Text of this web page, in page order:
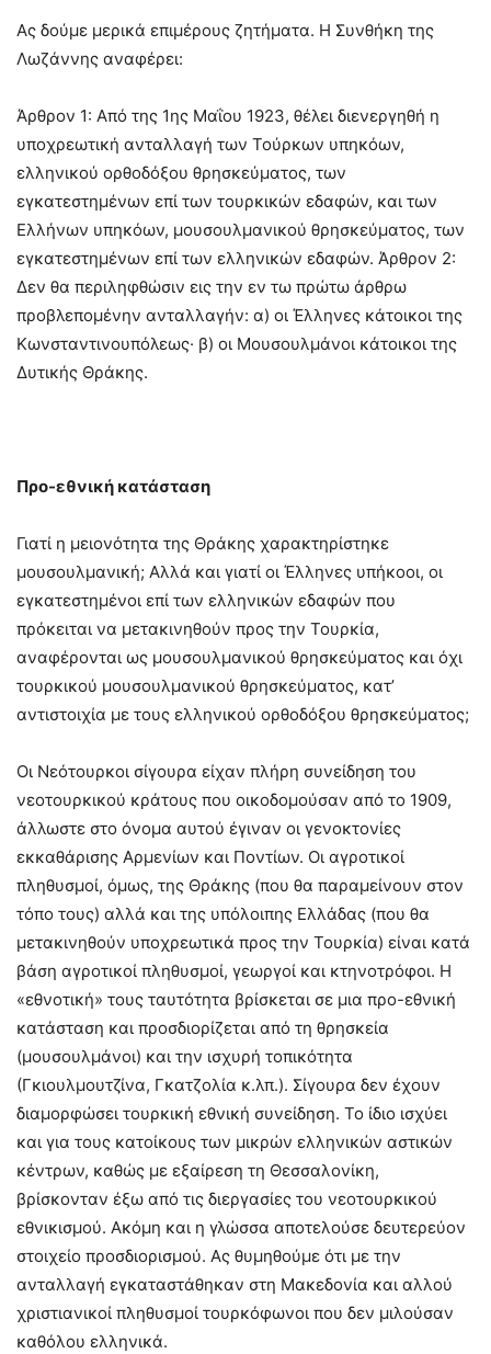
Ας δούμε μερικά επιμέρους ζητήματα. Η Συνθήκη της
Λωζάννης αναφέρει:
Άρθρον 1: Από της 1ης Μαΐου 1923, θέλει διενεργηθή η
υποχρεωτική ανταλλαγή των Τούρκων υπηκόων,
ελληνικού ορθοδόξου θρησκεύματος, των
εγκατεστημένων επί των τουρκικών εδαφών, και των
Ελλήνων υπηκόων, μουσουλμανικού θρησκεύματος, των
εγκατεστημένων επί των ελληνικών εδαφών. Άρθρον 2:
Δεν θα περιληφθώσιν εις την εν τω πρώτω άρθρω
προβλεπομένην ανταλλαγήν: α) οι Έλληνες κάτοικοι της
Κωνσταντινουπόλεως· β) οι Μουσουλμάνοι κάτοικοι της
Δυτικής Θράκης.
Προ-εθνική κατάσταση
Γιατί η μειονότητα της Θράκης χαρακτηρίστηκε
μουσουλμανική; Αλλά και γιατί οι Έλληνες υπήκοοι, οι
εγκατεστημένοι επί των ελληνικών εδαφών που
πρόκειται να μετακινηθούν προς την Τουρκία,
αναφέρονται ως μουσουλμανικού θρησκεύματος και όχι
τουρκικού μουσουλμανικού θρησκεύματος, κατ’
αντιστοιχία με τους ελληνικού ορθοδόξου θρησκεύματος;
Οι Νεότουρκοι σίγουρα είχαν πλήρη συνείδηση του
νεοτουρκικού κράτους που οικοδομούσαν από το 1909,
άλλωστε στο όνομα αυτού έγιναν οι γενοκτονίες
εκκαθάρισης Αρμενίων και Ποντίων. Οι αγροτικοί
πληθυσμοί, όμως, της Θράκης (που θα παραμείνουν στον
τόπο τους) αλλά και της υπόλοιπης Ελλάδας (που θα
μετακινηθούν υποχρεωτικά προς την Τουρκία) είναι κατά
βάση αγροτικοί πληθυσμοί, γεωργοί και κτηνοτρόφοι. Η
«εθνοτική» τους ταυτότητα βρίσκεται σε μια προ-εθνική
κατάσταση και προσδιορίζεται από τη θρησκεία
(μουσουλμάνοι) και την ισχυρή τοπικότητα
(Γκιουλμουτζίνα, Γκατζολία κ.λπ.). Σίγουρα δεν έχουν
διαμορφώσει τουρκική εθνική συνείδηση. Το ίδιο ισχύει
και για τους κατοίκους των μικρών ελληνικών αστικών
κέντρων, καθώς με εξαίρεση τη Θεσσαλονίκη,
βρίσκονταν έξω από τις διεργασίες του νεοτουρκικού
εθνικισμού. Ακόμη και η γλώσσα αποτελούσε δευτερεύον
στοιχείο προσδιορισμού. Ας θυμηθούμε ότι με την
ανταλλαγή εγκαταστάθηκαν στη Μακεδονία και αλλού
χριστιανικοί πληθυσμοί τουρκόφωνοι που δεν μιλούσαν
καθόλου ελληνικά.